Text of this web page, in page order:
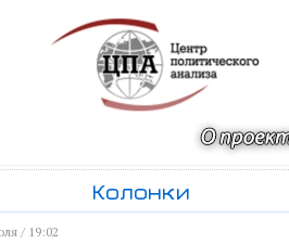
Колонки
/ 19:02